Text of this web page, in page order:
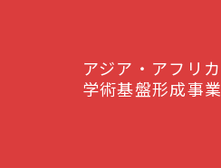
アジア・アフリカ
学術基盤形成事業